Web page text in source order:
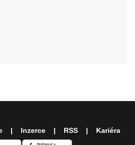
Inzerce RSS Kariéra